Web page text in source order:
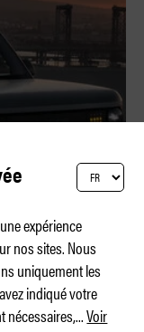
expérience
nos sites. Nous
uniquement les
indiqué votre
nécessaires,...Voir